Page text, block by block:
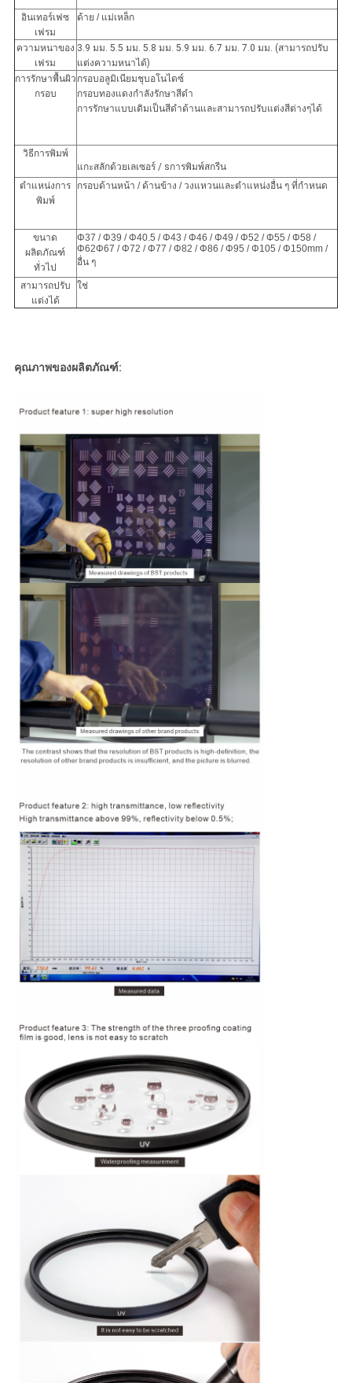
อินเทอร์เฟซ
เฟรม
ด้าย / แม่เหล็ก
ความหนาของ
เฟรม
3.9 มม. 5.5 มม. 5.8 มม. 5.9 มม. 6.7 มม. 7.0 มม. (สามารถปรับ
แต่งความหนาได้)
การรักษาพื้นผิว
กรอบ
กรอบอลูมิเนียมชุบอโนไดซ์
กรอบทองแดงกำลังรักษาสีดำ
การรักษาแบบเดิมเป็นสีดำด้านและสามารถปรับแต่งสีต่างๆได้
วิธีการพิมพ์
แกะสลักด้วยเลเซอร์ / sการพิมพ์สกรีน
ตำแหน่งการ
พิมพ์
กรอบด้านหน้า / ด้านข้าง / วงแหวนและตำแหน่งอื่น ๆ ที่กำหนด
ขนาด
ผลิตภัณฑ์
ทั่วไป
Φ37 / Φ39 / Φ40.5 / Φ43 / Φ46 / Φ49 / Φ52 / Φ55 / Φ58 /
Φ62Φ67 / Φ72 / Φ77 / Φ82 / Φ86 / Φ95 / Φ105 / Φ150mm /
อื่น ๆ
สามารถปรับ
แต่งได้
ใช่
คุณภาพของผลิตภัณฑ์: